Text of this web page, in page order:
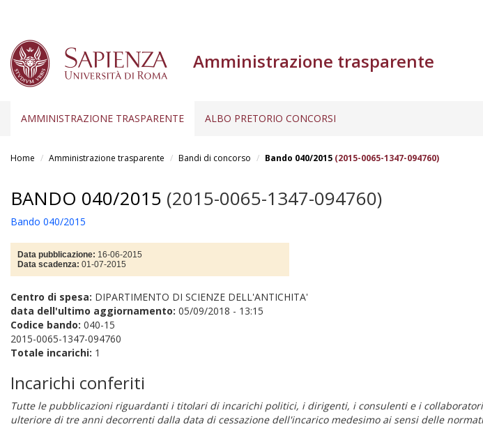
Amministrazione trasparente
AMMINISTRAZIONE TRASPARENTE ALBO PRETORIO CONCORSI
Home Amministrazione trasparente Bandi di concorso Bando 040/2015 (2015-0065-1347-094760)
BANDO 040/2015 (2015-0065-1347-094760)
Bando 040/2015
Data pubblicazione: 16-06-2015
Data scadenza: 01-07-2015
Centro di spesa: DIPARTIMENTO DI SCIENZE DELL'ANTICHITA'
data dell'ultimo aggiornamento: 05/09/2018 - 13:15
Codice bando: 040-15
2015-0065-1347-094760
Totale incarichi: 1
Incarichi conferiti
Tutte le pubblicazioni riguardanti i titolari di incarichi politici, i dirigenti, i consulenti e i
ulteriore di tre anni decorrenti dalla data di cessazione dell'incarico medesimo ai sensi delle